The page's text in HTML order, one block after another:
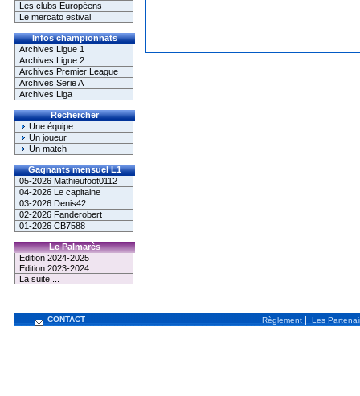
Les clubs Européens
Le mercato estival
Infos championnats
Archives Ligue 1
Archives Ligue 2
Archives Premier League
Archives Serie A
Archives Liga
Rechercher
Une équipe
Un joueur
Un match
Gagnants mensuel L1
05-2026 Mathieufoot0112
04-2026 Le capitaine
03-2026 Denis42
02-2026 Fanderobert
01-2026 CB7588
Le Palmarès
Edition 2024-2025
Edition 2023-2024
La suite ...
CONTACT Règlement | Les